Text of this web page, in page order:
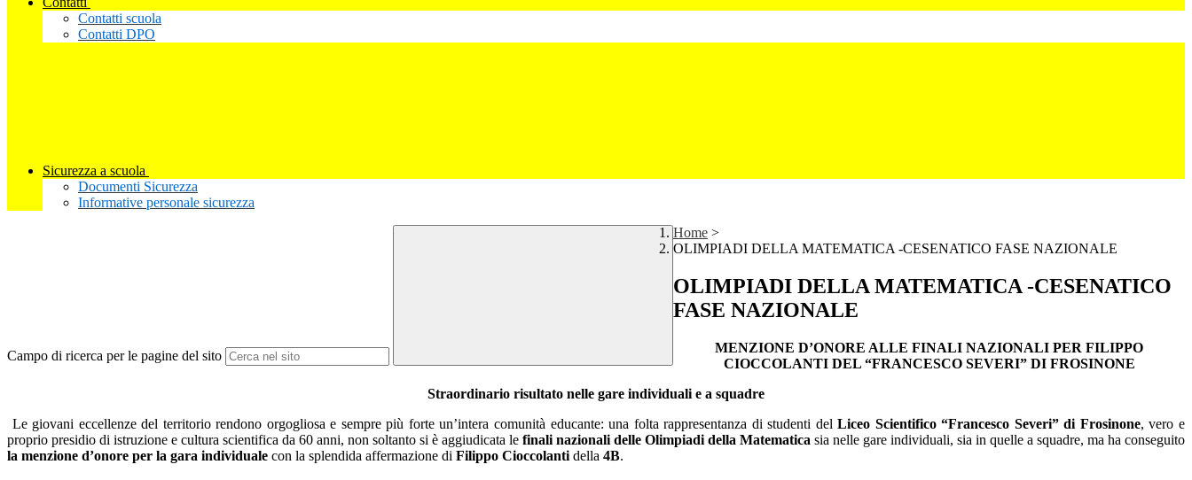
Contatti scuola
Contatti DPO
Sicurezza a scuola
Documenti Sicurezza
Informative personale sicurezza
Campo di ricerca per le pagine del sito
Home >
OLIMPIADI DELLA MATEMATICA -CESENATICO FASE NAZIONALE
OLIMPIADI DELLA MATEMATICA -CESENATICO
FASE NAZIONALE
MENZIONE D’ONORE ALLE FINALI NAZIONALI PER FILIPPO
CIOCCOLANTI DEL “FRANCESCO SEVERI” DI FROSINONE
Straordinario risultato nelle gare individuali e a squadre
Le giovani eccellenze del territorio rendono orgogliosa e sempre più forte un’intera comunità educante: una folta rappresentanza di studenti delLiceo Scientifico “Francesco Severi” di Frosinone, vero e
proprio presidio di istruzione e cultura scientifica da 60 anni, non soltanto si è aggiudicata le finali nazionali delle Olimpiadi della Matematica sia nelle gare individuali, sia in quelle a squadre, ma ha conseguito
la menzione d’onore per la gara individuale con la splendida affermazione di Filippo Cioccolanti della 4B.